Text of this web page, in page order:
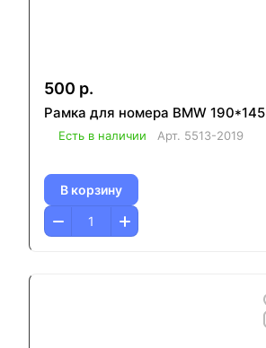
500 р.
Рамка для номера BMW 190*145
Есть в наличии Арт. 5513-2019
В корзину